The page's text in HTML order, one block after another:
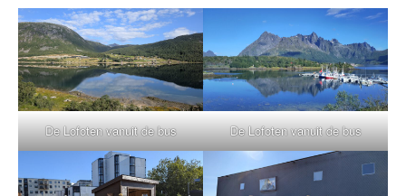
De Lofoten vanuit de bus De Lofoten vanuit de bus